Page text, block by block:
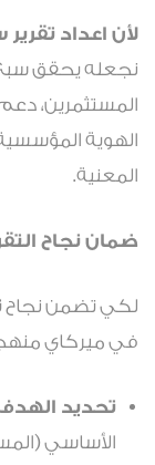
لأن اعداد
نجعله يحقق سبع
المستثمرين، دعم
الهوية
المعنية.
ضمان نجاح
لكي تضمن نجاح
في ميركاي
تحديد
الأساسي